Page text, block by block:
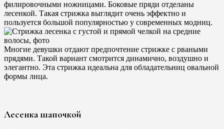
филировочными ножницами. Боковые пряди отделаны
лесенкой. Такая стрижка выглядит очень эффектно и
пользуется большой популярностью у современных модниц.
Многие девушки отдают предпочтение стрижке с рваными
прядями. Такой вариант смотрится динамично, воздушно и
элегантно. Эта стрижка идеальна для обладательниц овальной
формы лица.
Лесенка шапочкой